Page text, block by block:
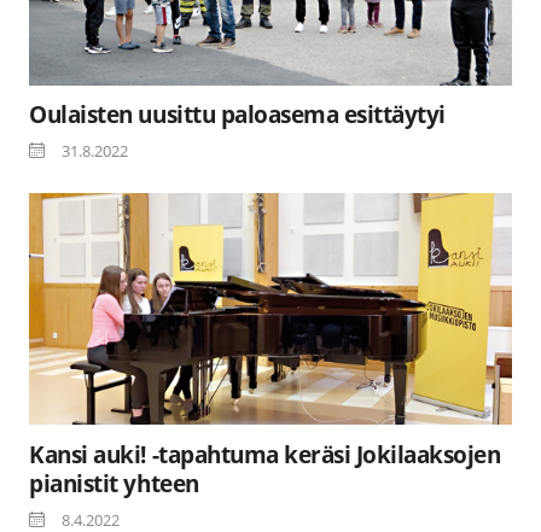
Oulaisten uusittu paloasema esittäytyi
31.8.2022
Kansi auki! -tapahtuma keräsi Jokilaaksojen
pianistit yhteen
8.4.2022